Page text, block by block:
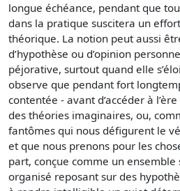
longue échéance, pendant que
dans la pratique suscitera un
théorique. La notion peut aussi
d’hypothèse ou d’opinion
péjorative, surtout quand elle
observe que pendant fort
contentée - avant d’accéder à
des théories imaginaires, ou,
fantômes qui nous défigurent le
et que nous prenons pour les
part, conçue comme un
organisé reposant sur des